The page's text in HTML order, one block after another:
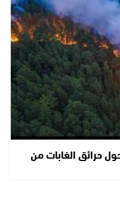
حرائق الغابات من